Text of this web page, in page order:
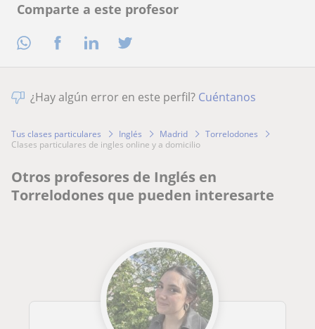
Comparte a este profesor
¿Hay algún error en este perfil? Cuéntanos
Tus clases particulares Inglés Madrid
Torrelodones
clases particulares de ingles online y a domicilio
Otros profesores de Inglés en
Torrelodones que pueden interesarte